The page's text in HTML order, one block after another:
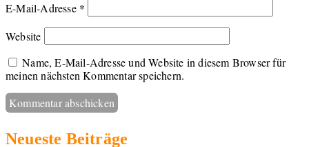
E-Mail-Adresse *
Website
Name, E-Mail-Adresse und Website in diesem Browser für
meinen nächsten Kommentar speichern.
Neueste Beiträge